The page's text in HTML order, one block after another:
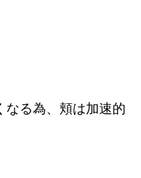
なる為、頬は加速的